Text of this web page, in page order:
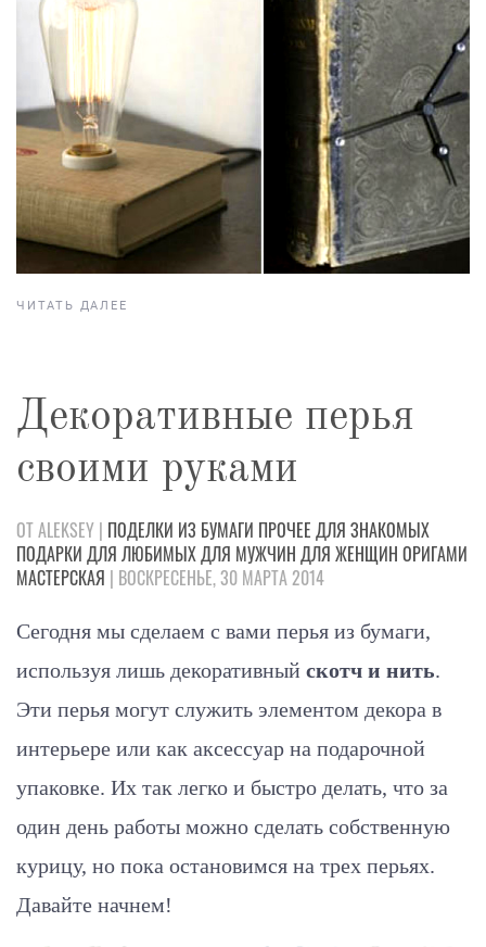
ЧИТАТЬ ДАЛЕЕ
Декоративные перья
своими руками
ОТ ALEKSEY | ПОДЕЛКИ ИЗ БУМАГИ ПРОЧЕЕ ДЛЯ ЗНАКОМЫХ
ПОДАРКИ ДЛЯ ЛЮБИМЫХДЛЯ МУЖЧИН ДЛЯ ЖЕНЩИН ОРИГАМИ
МАСТЕРСКАЯ | ВОСКРЕСЕНЬЕ, 30 МАРТА 2014
Сегодня мы сделаем с вами перья из бумаги,
используя лишь декоративный скотч и нить.
Эти перья могут служить элементом декора в
интерьере или как аксессуар на подарочной
упаковке. Их так легко и быстро делать, что за
один день работы можно сделать собственную
курицу, но пока остановимся на трех перьях.
Давайте начнем!